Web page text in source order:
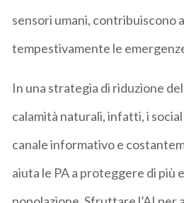
sensori umani, contribuiscono
tempestivamente le
In una strategia di riduzione
calamità naturali, infatti, i
canale informativo e
aiuta le PA a proteggere di più